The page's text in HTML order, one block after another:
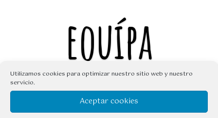
Utilizamos cookies para optimizar nuestro sitio web y nuestro
servicio.
Aceptar cookies
equípa
te